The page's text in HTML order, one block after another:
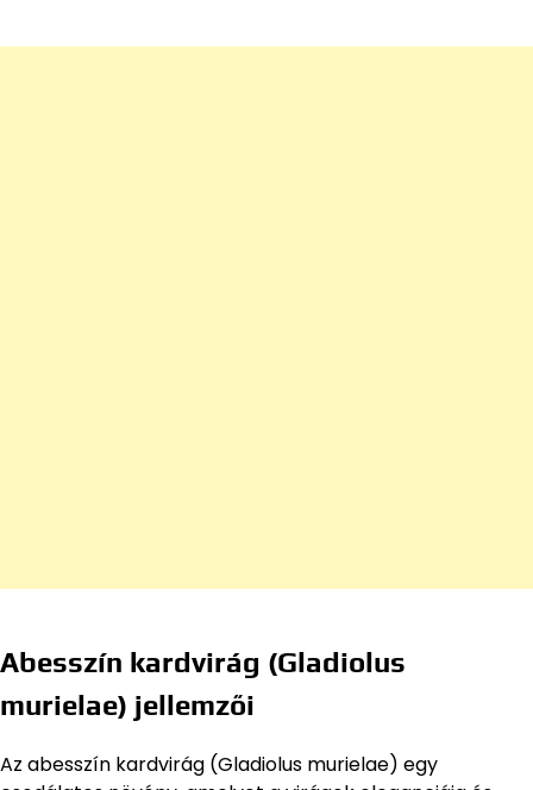
Abesszín kardvirág (Gladiolus
murielae) jellemzői
Az abesszín kardvirág (Gladiolus murielae) egy